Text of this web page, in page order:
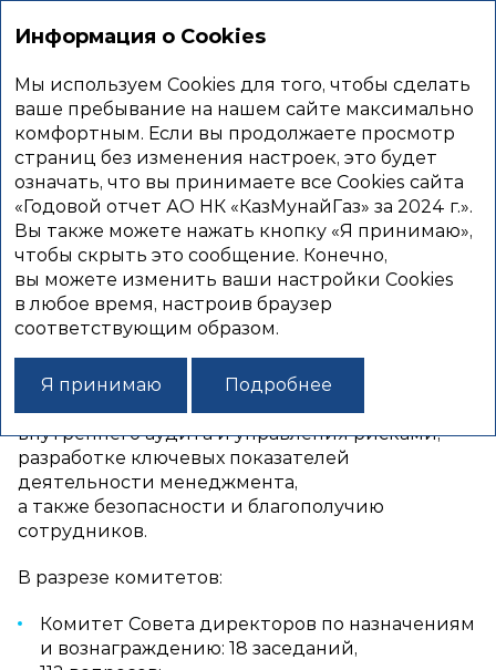
РАБОТА СОВЕТА
ДИРЕКТОРОВ
В 2024 ГОДУ
В 2024 году Совет директоров провел
26 заседаний, на которых было рассмотрено
283 вопроса. В 2024 году Совет директоров
уделял особое внимание вопросам
обеспечения финансовой устойчивости,
управления инвестиционными проектами
и проблематике устойчивого развития,
внутреннего аудита и управления рисками,
разработке ключевых показателей
деятельности менеджмента,
а также безопасности и благополучию
сотрудников.
В разрезе комитетов:
Комитет Совета директоров по назначениям
и вознаграждению: 18 заседаний,
Информация о Cookies
Мы используем Cookies для того, чтобы сделать
ваше пребывание на нашем сайте максимально
комфортным. Если вы продолжаете просмотр
страниц без изменения настроек, это будет
означать, что вы принимаете все Cookies сайта
«Годовой отчет АО НК «КазМунайГаз» за 2024 г.».
Вы также можете нажать кнопку «Я принимаю»,
чтобы скрыть это сообщение. Конечно,
вы можете изменить ваши настройки Cookies
в любое время, настроив браузер
соответствующим образом.
Я принимаю Подробнее